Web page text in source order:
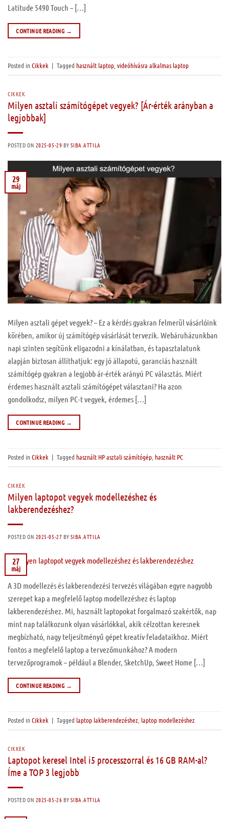
Latitude 5490 Touch – […]
CONTINUE READING →
Posted inCikkek | Tagged használt laptop videóhívásra alkalmas laptop
CIKKEK
Milyen asztali számítógépet vegyek? [Ár-érték arányban a
legjobbak]
POSTED ON 2025-05-29 BYSIBA.ATTILA
29
máj
Milyen asztali gépet vegyek? – Ez a kérdés gyakran felmerül vásárlóink
körében, amikor új számítógép vásárlását tervezik. Webáruházunkban
napi szinten segítünk eligazodni a kínálatban, és tapasztalatunk
alapján biztosan állíthatjuk: egy jó állapotú, garanciás használt
számítógép gyakran a legjobb ár-érték arányú PC választás. Miért
érdemes használt asztali számítógépet választani? Ha azon
gondolkodsz, milyen PC-t vegyek, érdemes […]
CONTINUE READING →
Posted inCikkek | Tagged használt HP asztali számítógép használt PC
CIKKEK
Milyen laptopot vegyek modellezéshez és
lakberendezéshez?
POSTED ON 2025-05-27 BYSIBA.ATTILA
27
máj
A 3D modellezés és lakberendezési tervezés világában egyre nagyobb
szerepet kap a megfelelő laptop modellezéshez és laptop
lakberendezéshez. Mi, használt laptopokat forgalmazó szakértők, nap
mint nap találkozunk olyan vásárlókkal, akik célzottan keresnek
megbízható, nagy teljesítményű gépet kreatív feladataikhoz. Miért
fontos a megfelelő laptop a tervezőmunkához? A modern
tervezőprogramok – például a Blender, SketchUp, Sweet Home […]
CONTINUE READING →
Posted inCikkek | Tagged laptop lakberendezéshez laptop modellezéshez
CIKKEK
Laptopot keresel Intel i5 processzorral és 16 GB RAM-al?
Íme a TOP 3 legjobb
POSTED ON 2025-05-26 BYSIBA.ATTILA